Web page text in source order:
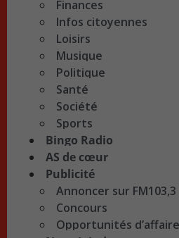
Finances
Infos citoyennes
Loisirs
Musique
Politique
Santé
Société
Sports
Bingo Radio
AS de cœur
Publicité
Annoncer sur FM103,3
Concours
Opportunités